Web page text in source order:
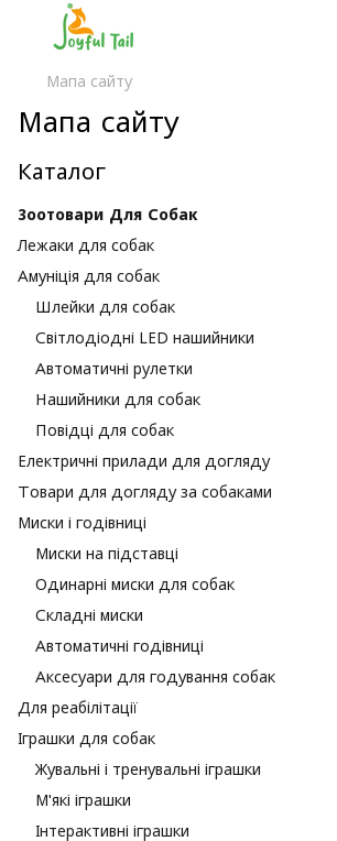
Мапа сайту
Мапа сайту
Каталог
Зоотовари Для Собак
Лежаки для собак
Амуніція для собак
Шлейки для собак
Світлодіодні LED нашийники
Автоматичні рулетки
Нашийники для собак
Повідці для собак
Електричні прилади для догляду
Товари для догляду за собаками
Миски і годівниці
Миски на підставці
Одинарні миски для собак
Складні миски
Автоматичні годівниці
Аксесуари для годування собак
Для реабілітації
Іграшки для собак
Жувальні і тренувальні іграшки
М'які іграшки
Інтерактивні іграшки